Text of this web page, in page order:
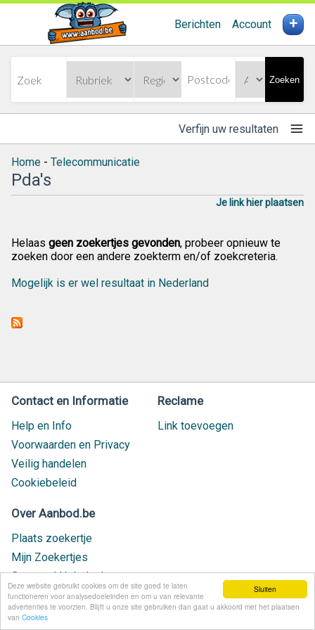
Sluiten
Deze website gebruikt cookies om de site goed te laten
functioneren voor analysedoeleinden en om u van relevante
advertenties te voorzien. Blijft u onze site gebruiken dan gaat u akkoord met het plaatsen
van Cookies
Berichten Account +
Zoeken
Verfijn uw resultaten
Home - Telecommunicatie
Pda's
Je link hier plaatsen
Helaas geen zoekertjes gevonden, probeer opnieuw te
zoeken door een andere zoekterm en/of zoekcreteria.
Mogelijk is er wel resultaat in Nederland
Contact en Informatie
Help en Info
Voorwaarden en Privacy
Veilig handelen
Cookiebeleid
Reclame
Link toevoegen
Over Aanbod.be
Plaats zoekertje
Mijn Zoekertjes
Contact / Helpdesk
Nieuw geplaatst